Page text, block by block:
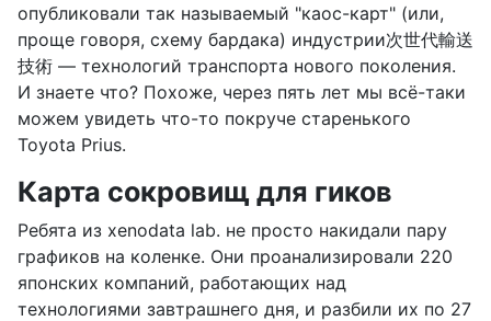
опубликовали так называемый "каос-карт" (или,
проще говоря, схему бардака) индустрии次世代輸送
技術 — технологий транспорта нового поколения.
И знаете что? Похоже, через пять лет мы всё-таки
можем увидеть что-то покруче старенького
Toyota Prius.
Карта сокровищ для гиков
Ребята из xenodata lab. не просто накидали пару
графиков на коленке. Они проанализировали 220
японских компаний, работающих над
технологиями завтрашнего дня, и разбили их по 27